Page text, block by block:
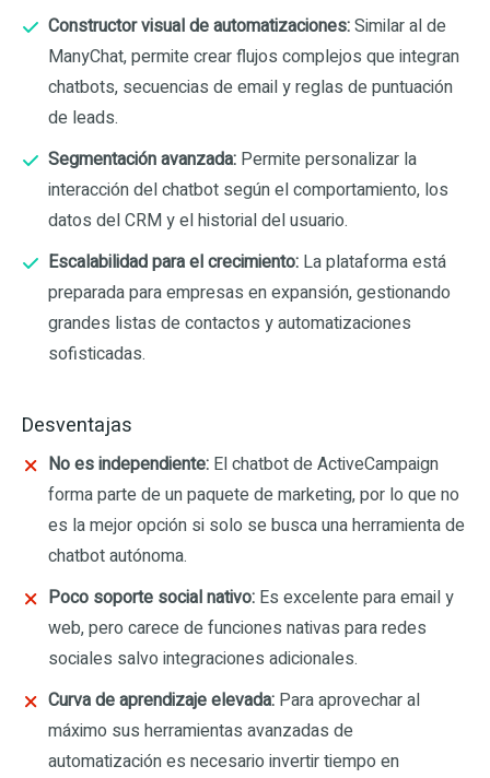
Constructor visual de automatizaciones:Similar al de
ManyChat, permite crear flujos complejos que integran
chatbots, secuencias de email y reglas de puntuación
de leads.
Segmentación avanzada: Permite personalizar la
interacción del chatbot según el comportamiento, los
datos del CRM y el historial del usuario.
Escalabilidad para el crecimiento: La plataforma está
preparada para empresas en expansión, gestionando
grandes listas de contactos y automatizaciones
sofisticadas.
Desventajas
No es independiente: El chatbot de ActiveCampaign
forma parte de un paquete de marketing, por lo que no
es la mejor opción si solo se busca una herramienta de
chatbot autónoma.
Poco soporte social nativo: Es excelente para email y
web, pero carece de funciones nativas para redes
sociales salvo integraciones adicionales.
Curva de aprendizaje elevada: Para aprovechar al
máximo sus herramientas avanzadas de
automatización es necesario invertir tiempo en